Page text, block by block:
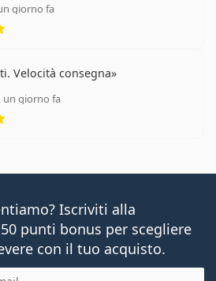
giorno fa
valutazione 5 di 5
Velocità consegna
un giorno fa
valutazione 5 di 5
Iscriviti alla
punti bonus per scegliere
con il tuo acquisto.